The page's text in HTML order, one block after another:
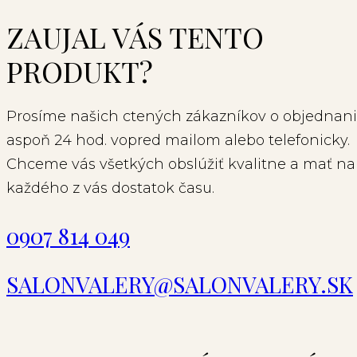
ZAUJAL VÁS TENTO
PRODUKT?
Prosíme našich ctených zákazníkov o
aspoň 24 hod. vopred mailom alebo telefonicky.
Chceme vás všetkých obslúžiť kvalitne a mať na
každého z vás dostatok času.
0907 814 049
SALONVALERY@SALONVALERY.SK